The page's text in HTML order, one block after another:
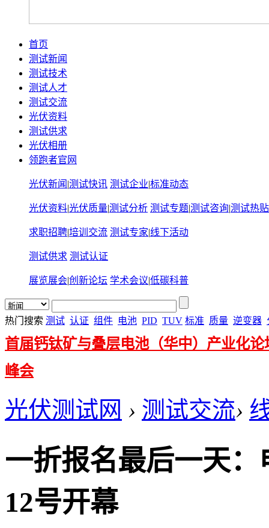
首页
测试新闻
测试技术
测试人才
测试交流
光伏资料
测试供求
光伏相册
领跑者官网
光伏新闻 |测试快讯 测试企业|标准动态
光伏资料|光伏质量|测试分析 测试专题|测试咨询|测试热贴
求职招聘|培训交流 测试专家|线下活动
测试供求 测试认证
展览展会|创新论坛 学术会议|低碳科普
热门搜索 测试 认证 组件 电池 PID TUV 标准 质量 逆变器
首届钙钛矿与叠层电池（华中）产业化论
峰会
光伏测试网 › 测试交流›
一折报名最后一天
12号开幕